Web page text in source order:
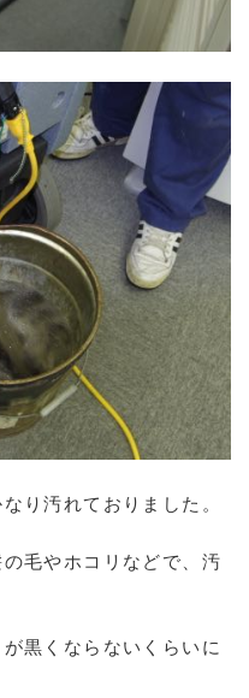
り汚れておりました。
毛やホコリなどで、汚
黒くならないくらいに